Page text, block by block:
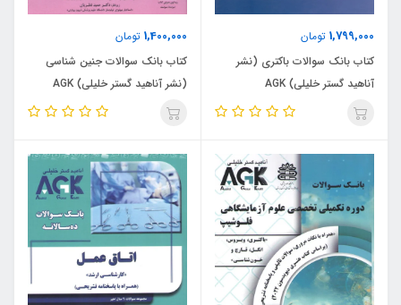
1,799,000 تومان
کتاب بانک سوالات باکتری (نشر
آناهید گستر خلیلی) AGK
1,400,000 تومان
کتاب بانک سوالات جنین شناسی
(نشر آناهید گستر خلیلی) AGK